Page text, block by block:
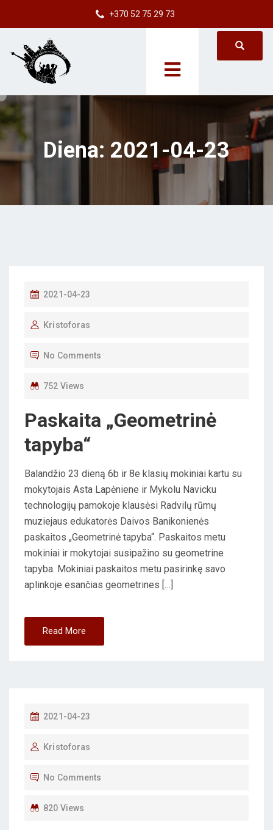
+370 52 75 29 73
Diena: 2021-04-23
P
S
2021-04-23
Kristoforas
No Comments
752 Views
Paskaita „Geometrinė
tapyba“
Balandžio 23 dieną 6b ir 8e klasių mokiniai kartu su
mokytojais Asta Lapėniene ir Mykolu Navicku
technologijų pamokoje klausėsi Radvilų rūmų
muziejaus edukatorės Daivos Banikonienės
paskaitos „Geometrinė tapyba“. Paskaitos metu
mokiniai ir mokytojai susipažino su geometrine
tapyba. Mokiniai paskaitos metu pasirinkę savo
aplinkoje esančias geometrines […]
Read More
P
S
2021-04-23
Kristoforas
No Comments
820 Views